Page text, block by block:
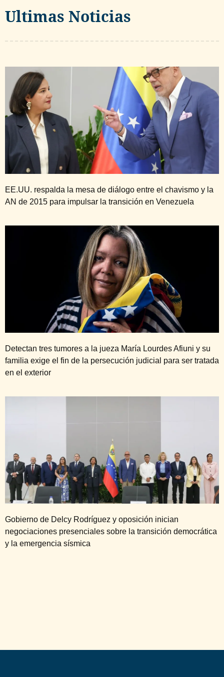
Ultimas Noticias
EE.UU. respalda la mesa de diálogo entre el chavismo y la
AN de 2015 para impulsar la transición en Venezuela
Detectan tres tumores a la jueza María Lourdes Afiuni y su
familia exige el fin de la persecución judicial para ser tratada
en el exterior
Gobierno de Delcy Rodríguez y oposición inician
negociaciones presenciales sobre la transición democrática
y la emergencia sísmica